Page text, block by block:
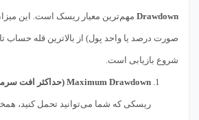
Drawdown مهم‌ترین معیار ریسک است. این
صورت درصد یا واحد پول) از بالاترین قله حساب
شروع بازیابی است.
Maximum Drawdown (حداکثر افت سرمایه):
ریسکی که شما می‌توانید تحمل کنید،